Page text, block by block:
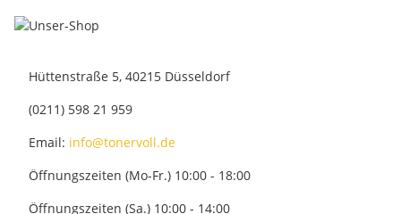
Hüttenstraße 5, 40215 Düsseldorf
(0211) 598 21 959
Email: info@tonervoll.de
Öffnungszeiten (Mo-Fr.) 10:00 - 18:00
Öffnungszeiten (Sa.) 10:00 - 14:00